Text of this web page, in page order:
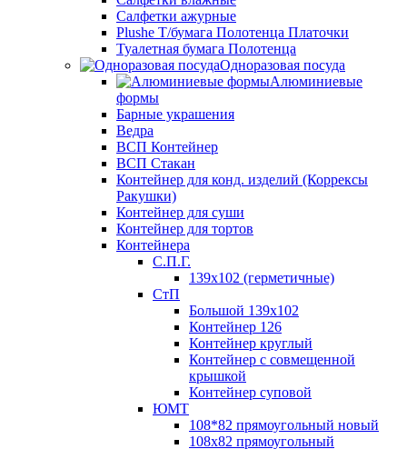
Салфетки ажурные
Plushe Т/бумага Полотенца Платочки
Туалетная бумага Полотенца
Одноразовая посуда
Алюминиевые
формы
Барные украшения
Ведра
ВСП Контейнер
ВСП Стакан
Контейнер для конд. изделий (Коррексы
Ракушки)
Контейнер для суши
Контейнер для тортов
Контейнера
С.П.Г.
139х102 (герметичные)
СтП
Большой 139х102
Контейнер 126
Контейнер круглый
Контейнер с совмещенной
крышкой
Контейнер суповой
ЮМТ
108*82 прямоугольный новый
108х82 прямоугольный